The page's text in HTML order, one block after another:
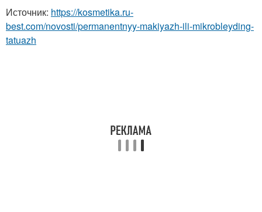
Источник: https://kosmetika.ru-
best.com/novosti/permanentnyy-makiyazh-ili-mikrobleyding-
tatuazh